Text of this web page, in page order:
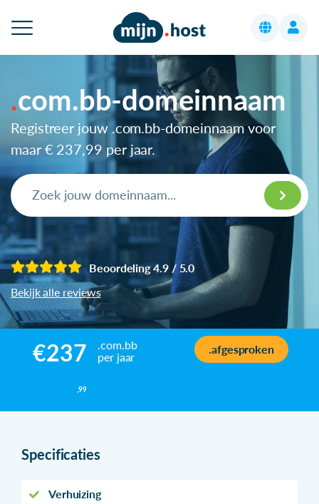
com.bb-domeinnaam
Registreer jouw .com.bb-domeinnaam voor
maar € 237,99 per jaar.
Beoordeling 4.9 / 5.0
Bekijk alle reviews
€237
,99
.com.bb
per jaar
.afgesproken
Specificaties
Verhuizing